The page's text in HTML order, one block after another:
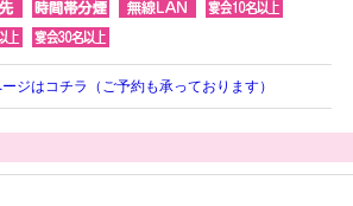
ジはコチラ（ご予約も承っております）